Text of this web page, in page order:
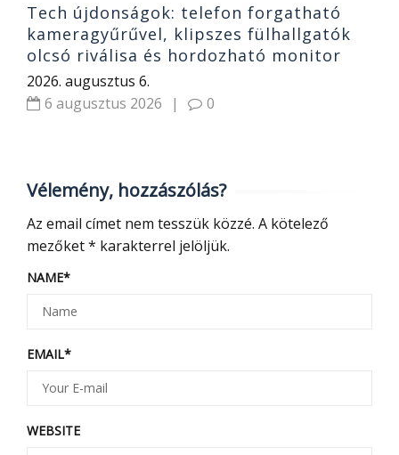
Tech újdonságok: telefon forgatható
kameragyűrűvel, klipszes fülhallgatók
olcsó riválisa és hordozható monitor
2026. augusztus 6.
6 augusztus 2026
| 0
Vélemény, hozzászólás?
Az email címet nem tesszük közzé. A kötelező
mezőket* karakterrel jelöljük.
NAME*
EMAIL*
WEBSITE